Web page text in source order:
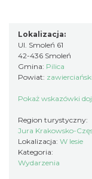
8.05 km
Pokazy walk
Ogrodzieniec
Lokalizacja:
Ul. Smoleń 61
42-436 Smoleń
Gmina: Pilica
Powiat: zawierciański
Pokaż wskazówki
Region turystyczny:
Jura Krakowsko-
Lokalizacja: W lesie
Kategoria:
Wydarzenia